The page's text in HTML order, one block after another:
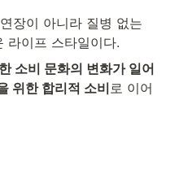
장이 아니라 질병 없는
라이프 스타일이다.
소비 문화의 변화가 일어
위한 합리적 소비 로 이어